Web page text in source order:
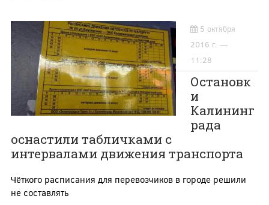
5 октября
2016 г. —
11:28
Остановк
и
Калининг
рада
оснастили табличками с
интервалами движения транспорта
Чёткого расписания для перевозчиков в городе решили
не составлять